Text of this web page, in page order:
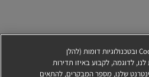
אתר זה משתמש בקובצי Cookie ובטכנולוגיות דומות (להלן
לדוגמה, לקבוע באיזו תדירות
שלנו, מספר המבקרים, להתאים